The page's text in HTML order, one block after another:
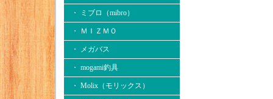
・ ミブロ（mibro）
・ ＭＩＺＭＯ
・ メガバス
・ mogami釣具
・ Molix（モリックス）